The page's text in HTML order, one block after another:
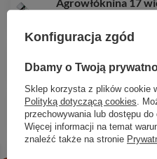
300,27 zł / szt.
Szpilka metalowa
31,41 zł / szt.
Agrowłóknina 80
Konfiguracja zgód
Dbamy o Twoją
Sklep korzysta z plików cookie
Polityką dotyczącą cookies.
przechowywania lub dostępu
Więcej informacji na temat
znaleźć także na stronie